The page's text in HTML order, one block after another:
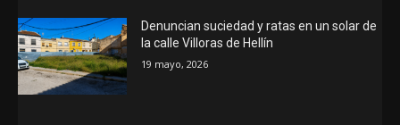
Denuncian suciedad y ratas en un solar de
la calle Villoras de Hellín
19 mayo, 2026